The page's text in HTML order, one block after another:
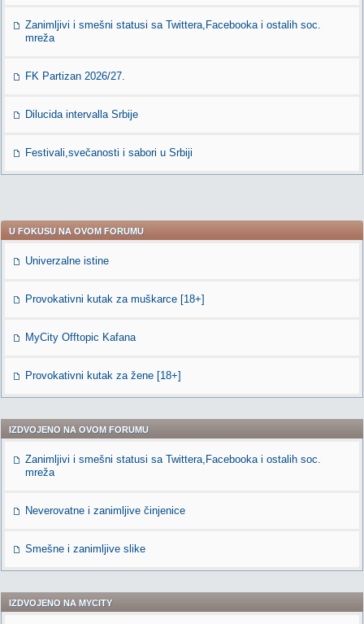
Zanimljivi i smešni statusi sa Twittera,Facebooka i ostalih soc.
mreža
FK Partizan 2026/27.
Dilucida intervalla Srbije
Festivali,svečanosti i sabori u Srbiji
U FOKUSU NA OVOM FORUMU
Univerzalne istine
Provokativni kutak za muškarce [18+]
MyCity Offtopic Kafana
Provokativni kutak za žene [18+]
IZDVOJENO NA OVOM FORUMU
Zanimljivi i smešni statusi sa Twittera,Facebooka i ostalih soc.
mreža
Neverovatne i zanimljive činjenice
Smešne i zanimljive slike
IZDVOJENO NA MYCITY